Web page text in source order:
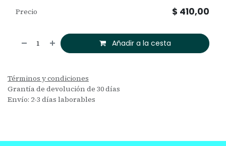
Añadir a la cesta
Precio $ 410,00
Términos y condiciones
Grantía de devolución de 30 días
Envío: 2-3 días laborables